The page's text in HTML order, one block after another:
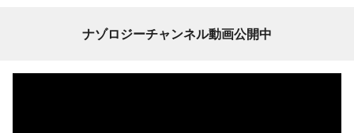
ナゾロジーチャンネル動画公開中